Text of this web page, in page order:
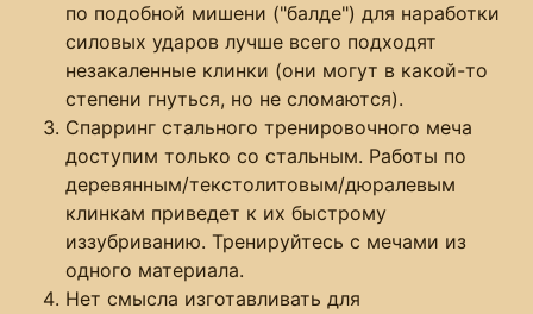
по подобной мишени ("балде") для наработки
силовых ударов лучше всего подходят
незакаленные клинки (они могут в какой-то
степени гнуться, но не сломаются).
Спарринг стального тренировочного меча
доступим только со стальным. Работы по
деревянным/текстолитовым/дюралевым
клинкам приведет к их быстрому
иззубриванию. Тренируйтесь с мечами из
одного материала.
Нет смысла изготавливать для